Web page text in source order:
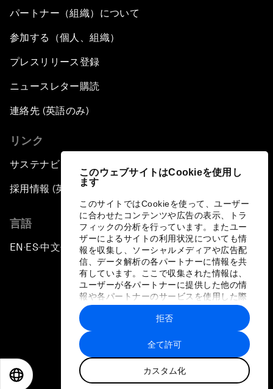
このウェブサイトはCookieを使用し
ます
このサイトではCookieを使って、ユーザー
に合わせたコンテンツや広告の表示、トラ
フィックの分析を行っています。またユー
ザーによるサイトの利用状況についても情
報を収集し、ソーシャルメディアや広告配
信、データ解析の各パートナーに情報を共
有しています。ここで収集された情報は、
ユーザーが各パートナーに提供した他の情
報や各パートナーのサービスを使用した際
に収集された情報と組み合わされ、各パー
トナーによって使用されることがありま
す。
全て許可
カスタム化
拒否
パートナー（組織）について
参加する（個人、組織）
プレスリリース登録
ニュースレター購読
連絡先 (英語のみ)
リンク
サステナビリティへの取り組み
採用情報 (英語のみ)
言語
EN ▪ES▪中文▪ 日本語
プライバシーポリシーと利用規約
サイトマップ
©
世界経済フォーラム